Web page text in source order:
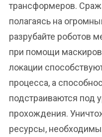
трансформеров.
полагаясь на
разрубайте роботов
при помощи
локации
процесса, а
подстраиваются под
прохождения.
ресурсы,